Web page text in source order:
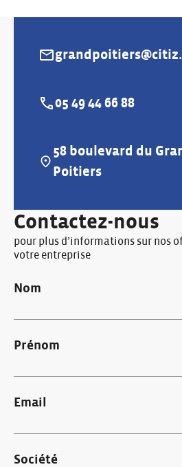
Contactez-nous
pour plus d’informations sur nos
votre entreprise
Nom
Prénom
Email
Société
E-mail :
Téléphone :
05 49 44 66 88
Adresse :
58 boulevard du
Poitiers